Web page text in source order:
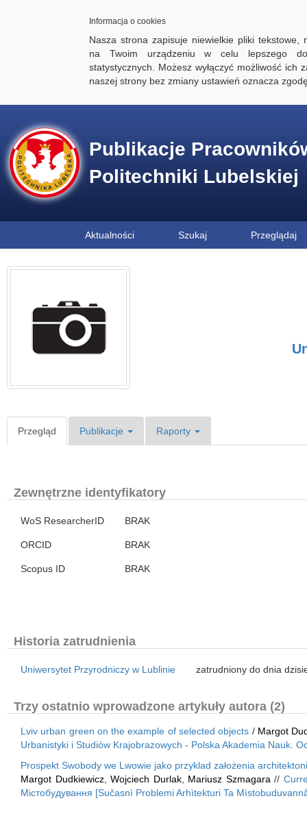
Informacja o cookies
Nasza strona zapisuje niewielkie pliki tekstowe,
na Twoim urządzeniu w celu lepszego
statystycznych. Możesz wyłączyć możliwość ich
naszej strony bez zmiany ustawień oznacza
Publikacje
Politechniki Lubelskiej
Aktualności Szukaj Przeglądaj
Przegląd Publikacje Raporty
Zewnętrzne identyfikatory
WoS ResearcherID BRAK
ORCID BRAK
Scopus ID BRAK
Historia zatrudnienia
Uniwersytet Przyrodniczy w Lublinie zatrudniony do dnia
Trzy ostatnio wprowadzone artykuły autora (2)
Lviv urban green on the example of selected objects / Margot
Urbanistyki i Studiów Krajobrazowych - Polska Akademia Nauk.
Prospekt Swobody we Lwowie jako przyklad założenia
Margot Dudkiewicz, Wojciech Durlak, Mariusz Szmagara //
Містобудування [Sučasnì Problemi Arhìtekturi Ta